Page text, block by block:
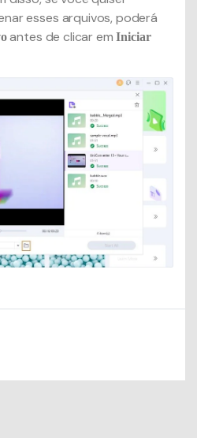
esses arquivos, poderá
antes de clicar emIniciar